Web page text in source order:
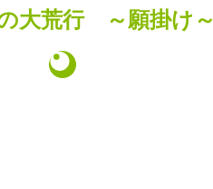
大荒行 ～願掛け～